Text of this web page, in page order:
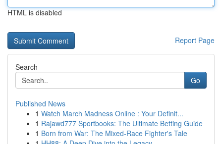
HTML is disabled
Report Page
Search
Go
Published News
1 Watch March Madness Online : Your Definit...
1 Rajawd777 Sportbooks: The Ultimate Betting Guide
1 Born from War: The Mixed-Race Fighter's Tale